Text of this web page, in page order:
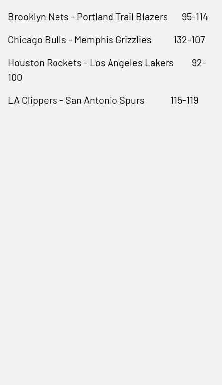
Brooklyn Nets - Portland Trail Blazers 95-114
Chicago Bulls - Memphis Grizzlies 132-107
Houston Rockets - Los Angeles Lakers 92-
100
LA Clippers - San Antonio Spurs 115-119